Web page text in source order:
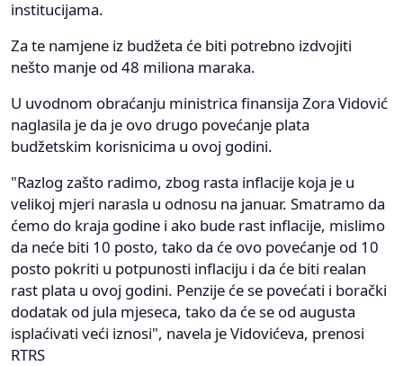
institucijama.
Za te namjene iz budžeta će biti potrebno izdvojiti
nešto manje od 48 miliona maraka.
U uvodnom obraćanju ministrica finansija Zora Vidović
naglasila je da je ovo drugo povećanje plata
budžetskim korisnicima u ovoj godini.
"Razlog zašto radimo, zbog rasta inflacije koja je u
velikoj mjeri narasla u odnosu na januar. Smatramo da
ćemo do kraja godine i ako bude rast inflacije, mislimo
da neće biti 10 posto, tako da će ovo povećanje od 10
posto pokriti u potpunosti inflaciju i da će biti realan
rast plata u ovoj godini. Penzije će se povećati i borački
dodatak od jula mjeseca, tako da će se od augusta
isplaćivati veći iznosi", navela je Vidovićeva, prenosi
RTRS